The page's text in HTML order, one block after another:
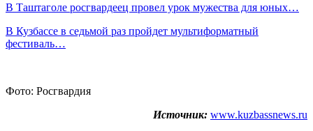
В Таштаголе росгвардеец провел урок мужества для юных…
В Кузбассе в седьмой раз пройдет мультиформатный
фестиваль…
Фото: Росгвардия
Источник: www.kuzbassnews.ru